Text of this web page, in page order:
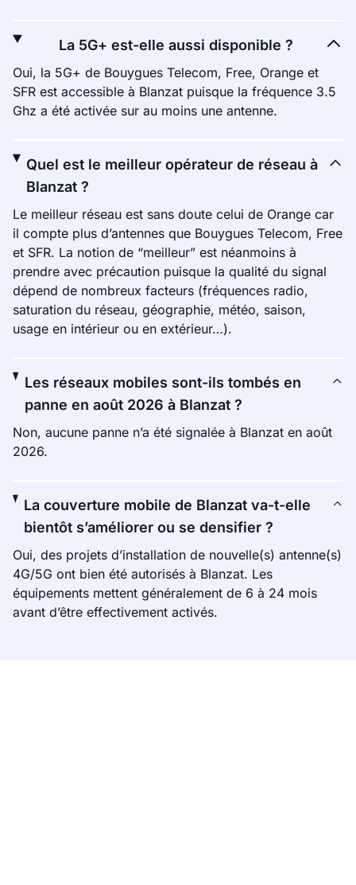
La 5G+ est-elle aussi disponible ?
Oui, la 5G+ de Bouygues Telecom, Free, Orange et
SFR est accessible à Blanzat puisque la fréquence 3.5
Ghz a été activée sur au moins une antenne.
Quel est le meilleur opérateur de réseau à
Blanzat ?
Le meilleur réseau est sans doute celui de Orange car
il compte plus d’antennes que Bouygues Telecom, Free
et SFR. La notion de “meilleur” est néanmoins à
prendre avec précaution puisque la qualité du signal
dépend de nombreux facteurs (fréquences radio,
saturation du réseau, géographie, météo, saison,
usage en intérieur ou en extérieur…).
Les réseaux mobiles sont-ils tombés en
panne en août 2026 à Blanzat ?
Non, aucune panne n’a été signalée à Blanzat en août
2026.
La couverture mobile de Blanzat va-t-elle
bientôt s’améliorer ou se densifier ?
Oui, des projets d’installation de nouvelle(s) antenne(s)
4G/5G ont bien été autorisés à Blanzat. Les
équipements mettent généralement de 6 à 24 mois
avant d’être effectivement activés.